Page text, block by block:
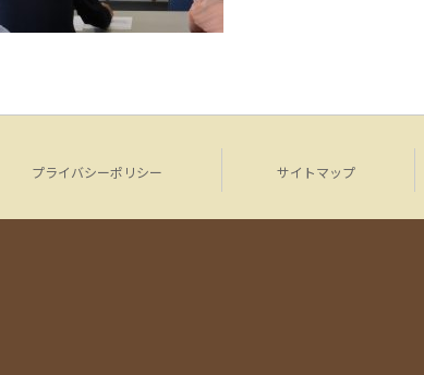
プライバシーポリシー サイトマップ